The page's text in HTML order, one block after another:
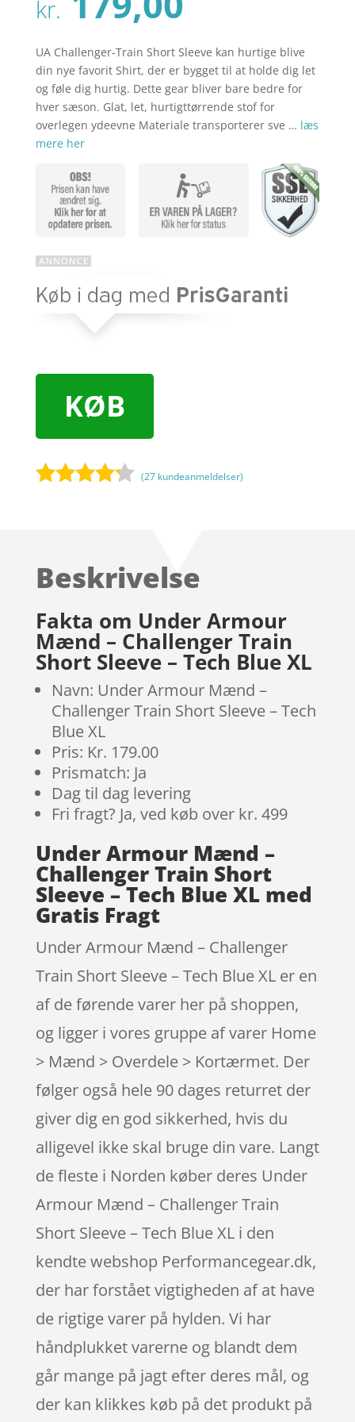
var:
kr.
kr.
pris
er:
kr.
UA Challenger-Train Short Sleeve kan hurtige blive
din nye favorit Shirt, der er bygget til at holde dig let
og føle dig hurtig. Dette gear bliver bare bedre for
hver sæson. Glat, let, hurtigttørrende stof for
overlegen ydeevne Materiale transporterer sve … læs
mere her
KØB
på
mmelser
(27 kundeanmeldelser)
Beskrivelse
Fakta om Under Armour
Mænd – Challenger Train
Short Sleeve – Tech Blue XL
Navn: Under Armour Mænd –
Challenger Train Short Sleeve – Tech
Blue XL
Pris: Kr. 179.00
Prismatch: Ja
Dag til dag levering
Fri fragt? Ja, ved køb over kr. 499
Under Armour Mænd –
Challenger Train Short
Sleeve – Tech Blue XL med
Gratis Fragt
Under Armour Mænd – Challenger
Train Short Sleeve – Tech Blue XL er en
af de førende varer her på shoppen,
og ligger i vores gruppe af varer Home
> Mænd > Overdele > Kortærmet. Der
følger også hele 90 dages returret der
giver dig en god sikkerhed, hvis du
alligevel ikke skal bruge din vare. Langt
de fleste i Norden køber deres Under
Armour Mænd – Challenger Train
Short Sleeve – Tech Blue XL i den
kendte webshop Performancegear.dk,
der har forstået vigtigheden af at have
de rigtige varer på hylden. Vi har
håndplukket varerne og blandt dem
går mange på jagt efter deres mål, og
der kan klikkes køb på det produkt på